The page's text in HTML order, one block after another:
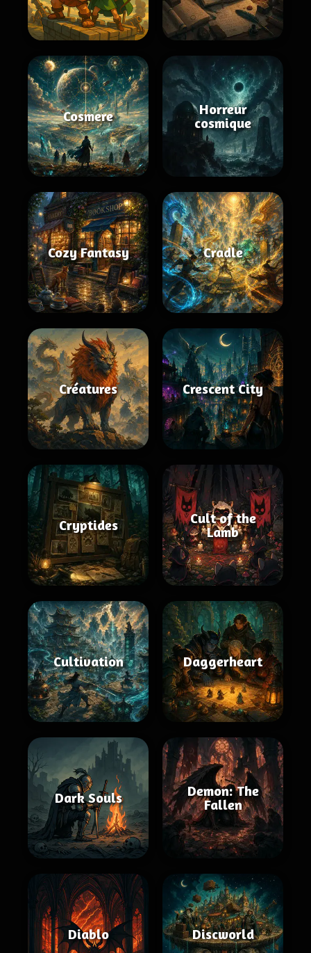
Cosmere
Horreur
cosmique
Cozy Fantasy Cradle
Créatures Crescent City
Cryptides
Cult of the
Lamb
Cultivation Daggerheart
Dark Souls
Demon: The
Fallen
Diablo Discworld